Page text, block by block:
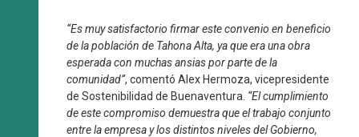
“Es muy satisfactorio firmar este convenio en beneficio
de la población de Tahona Alta, ya que era una obra
esperada con muchas ansias por parte de la
comunidad”, comentó Alex Hermoza, vicepresidente
de Sostenibilidad de Buenaventura. “El cumplimiento
de este compromiso demuestra que el trabajo conjunto
entre la empresa y los distintos niveles del Gobierno,